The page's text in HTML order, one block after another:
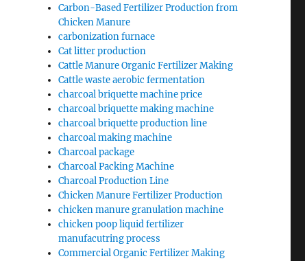
Carbon-Based Fertilizer Production from
Chicken Manure
carbonization furnace
Cat litter production
Cattle Manure Organic Fertilizer Making
Cattle waste aerobic fermentation
charcoal briquette machine price
charcoal briquette making machine
charcoal briquette production line
charcoal making machine
Charcoal package
Charcoal Packing Machine
Charcoal Production Line
Chicken Manure Fertilizer Production
chicken manure granulation machine
chicken poop liquid fertilizer
manufacutring process
Commercial Organic Fertilizer Making